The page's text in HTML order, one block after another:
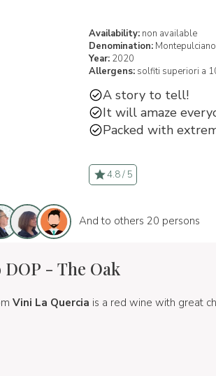
Availability: non available
Denomination:
Year: 2020
Allergens: solfiti superiori a
A story to tell!
It will amaze
Packed with
4.8 / 5
And to others 20 persons
- The Oak
Vini La Quercia is a red wine with great